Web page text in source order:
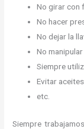
No girar con
No hacer
No dejar la
No
Siempre
Evitar
etc.
Siempre